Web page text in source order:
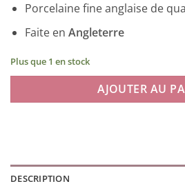
Porcelaine fine anglaise de
Faite en Angleterre
Plus que 1 en stock
AJOUTER AU
DESCRIPTION